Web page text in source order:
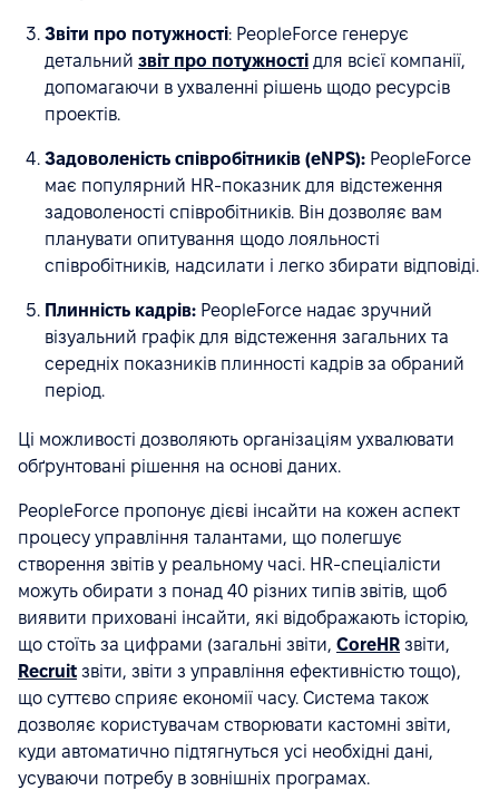
Звіти про потужності: PeopleForce генерує
детальний звіт про потужності для всієї компанії,
допомагаючи в ухваленні рішень щодо ресурсів
проектів.
Задоволеність співробітників (eNPS): PeopleForce
має популярний HR-показник для відстеження
задоволеності співробітників. Він дозволяє вам
планувати опитування щодо лояльності
співробітників, надсилати і легко збирати відповіді.
Плинність кадрів: PeopleForce надає зручний
візуальний графік для відстеження загальних та
середніх показників плинності кадрів за обраний
період.
Ці можливості дозволяють організаціям ухвалювати
обґрунтовані рішення на основі даних.
PeopleForce пропонує дієві інсайти на кожен аспект
процесу управління талантами, що полегшує
створення звітів у реальному часі. HR-спеціалісти
можуть обирати з понад 40 різних типів звітів, щоб
виявити приховані інсайти, які відображають історію,
що стоїть за цифрами (загальні звіти, CoreHR звіти,
Recruit звіти, звіти з управління ефективністю тощо),
що суттєво сприяє економії часу. Система також
дозволяє користувачам створювати кастомні звіти,
куди автоматично підтягнуться усі необхідні дані,
усуваючи потребу в зовнішніх програмах.